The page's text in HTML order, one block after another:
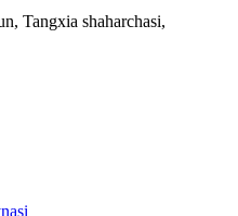
Tangxia shaharchasi,